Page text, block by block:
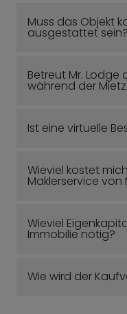
Muss das Objekt
ausgestattet sein?
Betreut Mr.
während der
Ist eine virtuelle
Wieviel kostet
Maklerservice von
Wieviel
Immobilie nötig?
Wie wird der